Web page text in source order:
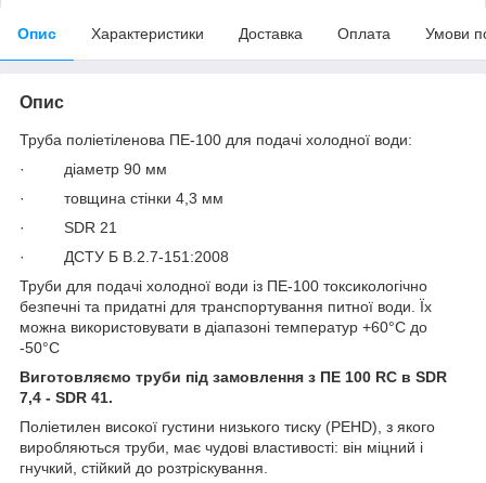
Опис Характеристики Доставка Оплата Умови
Опис
Труба поліетіленова ПЕ-100 для подачі холодної води:
· діаметр 90 мм
· товщина стінки 4,3 мм
· SDR 21
· ДСТУ Б В.2.7-151:2008
Труби для подачі холодної води із ПЕ-100 токсикологічно
безпечні та придатні для транспортування питної води. Їх
можна використовувати в діапазоні температур +60°C до
-50°С
Виготовляємо труби під замовлення з ПE 100 RC в SDR
7,4 - SDR 41.
Поліетилен високої густини низького тиску (PEHD), з якого
виробляються труби, має чудові властивості: він міцний і
гнучкий, стійкий до розтріскування.